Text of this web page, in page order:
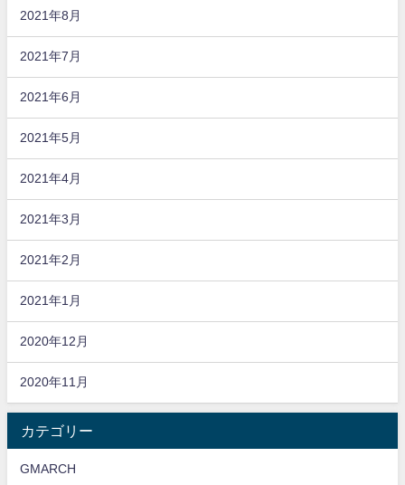
2021年8月
2021年7月
2021年6月
2021年5月
2021年4月
2021年3月
2021年2月
2021年1月
2020年12月
2020年11月
カテゴリー
GMARCH